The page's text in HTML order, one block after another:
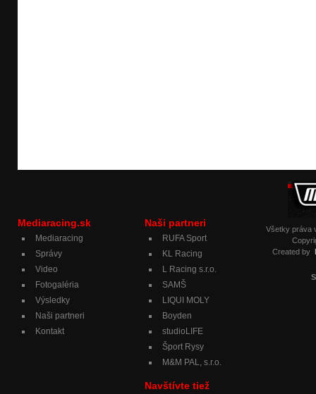
Mediaracing.sk
Mediaracing
Správy
Video
Fotogaléria
Výsledky
Naši partneri
Kontakt
Všetky práva
Created by
Naši partneri
RUFA Sport
KL Racing
L Racing s.r.o.
SAMŠ
LIQUI MOLY
Boyden
studioLIFE
Šport Rysy
M&M PAL, s.r.o.
Navštívte tiež